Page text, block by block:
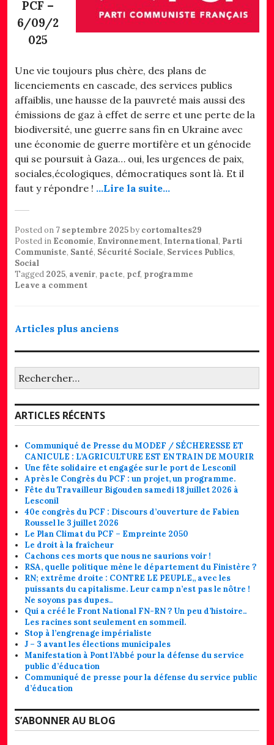
PCF –
6/09/2
025
Une vie toujours plus chère, des plans de
licenciements en cascade, des services publics
affaiblis, une hausse de la pauvreté mais aussi des
émissions de gaz à effet de serre et une perte de la
biodiversité, une guerre sans fin en Ukraine avec
une économie de guerre mortifère et un génocide
qui se poursuit à Gaza… oui, les urgences de paix,
sociales,écologiques, démocratiques sont là. Et il
faut y répondre ! …Lire la suite…
Posted on 7 septembre 2025by cortomaltes29
Posted in Economie, Environnement, International, Parti
Communiste, Santé, Sécurité Sociale, Services Publics,
Social
Tagged 2025, avenir, pacte, pcf, programme
Leave a comment
Navigation
des
articles
Articles plus anciens
ARTICLES RÉCENTS
Communiqué de Presse du MODEF / SÉCHERESSE ET
CANICULE : L’AGRICULTURE EST EN TRAIN DE MOURIR
Une fête solidaire et engagée sur le port de Lesconil
Après le Congrès du PCF : un projet, un programme.
Fête du Travailleur Bigouden samedi 18 juillet 2026 à
Lesconil
40e congrès du PCF : Discours d’ouverture de Fabien
Roussel le 3 juillet 2026
Le Plan Climat du PCF – Empreinte 2050
Le droit à la fraîcheur
Cachons ces morts que nous ne saurions voir !
RSA, quelle politique mène le département du Finistère ?
RN; extrême droite : CONTRE LE PEUPLE,, avec les
puissants du capitalisme. Leur camp n’est pas le nôtre !
Ne soyons pas dupes..
Qui a créé le Front National FN-RN ? Un peu d’histoire..
Les racines sont seulement en sommeil.
Stop à l’engrenage impérialiste
J – 3 avant les élections municipales
Manifestation à Pont l’Abbé pour la défense du service
public d’éducation
Communiqué de presse pour la défense du service public
d’éducation
S’ABONNER AU BLOG